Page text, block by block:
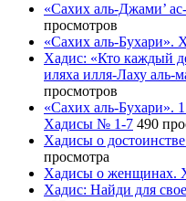
«Сахих аль-Джами’
просмотров
«Сахих аль-Бухари».
Хадис: «Кто каждый
иляха илля-Лаху аль-
просмотров
«Сахих аль-Бухари».
Хадисы № 1-7 490
Хадисы о
просмотра
Хадисы о женщинах.
Хадис: Найди для